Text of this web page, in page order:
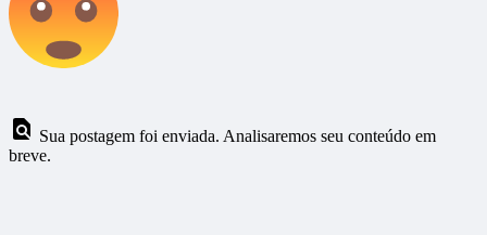
Sua postagem foi enviada. Analisaremos seu conteúdo em
breve.